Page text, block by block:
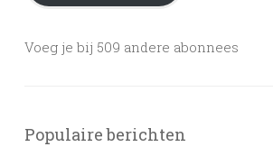
Voeg je bij 509 andere abonnees
Populaire berichten